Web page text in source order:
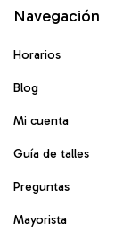
Navegación
Horarios
Blog
Mi cuenta
Guía de talles
Preguntas
Mayorista